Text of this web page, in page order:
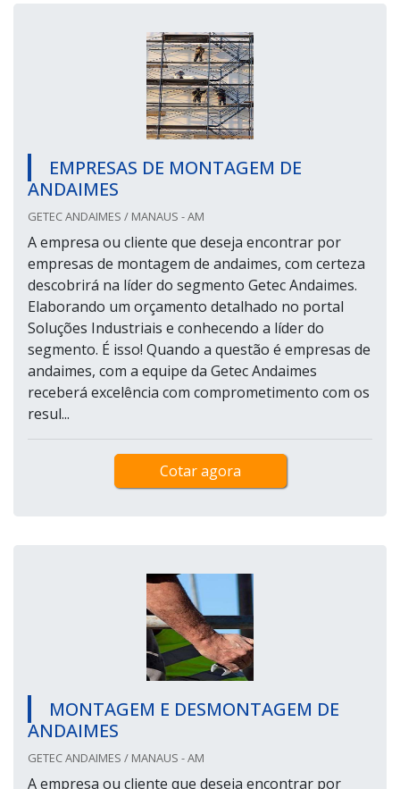
EMPRESAS DE MONTAGEM DE
ANDAIMES
GETEC ANDAIMES / MANAUS - AM
A empresa ou cliente que deseja encontrar por
empresas de montagem de andaimes, com certeza
descobrirá na líder do segmento Getec Andaimes.
Elaborando um orçamento detalhado no portal
Soluções Industriais e conhecendo a líder do
segmento. É isso! Quando a questão é empresas de
andaimes, com a equipe da Getec Andaimes
receberá excelência com comprometimento com os
resul...
Cotar agora
MONTAGEM E DESMONTAGEM DE
ANDAIMES
GETEC ANDAIMES / MANAUS - AM
A empresa ou cliente que deseja encontrar por